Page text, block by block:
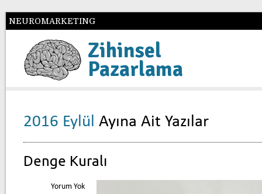
NEUROMARKETING
Zihinsel
Pazarlama
2016 Eylül Ayına Ait Yazılar
Denge Kuralı
Yorum Yok